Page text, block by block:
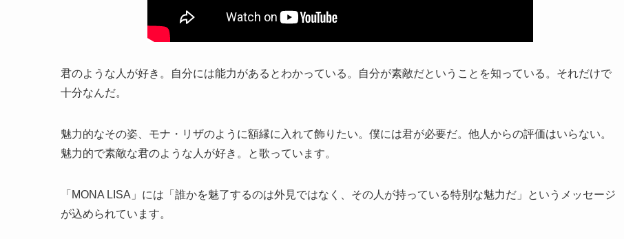
君のような人が好き。自分には能力があるとわかっている。自分が素敵だということを知っている。それだけで
十分なんだ。
魅力的なその姿、モナ・リザのように額縁に入れて飾りたい。僕には君が必要だ。他人からの評価はいらない。
魅力的で素敵な君のような人が好き。と歌っています。
「MONA LISA」には「誰かを魅了するのは外見ではなく、その人が持っている特別な魅力だ」というメッセージ
が込められています。